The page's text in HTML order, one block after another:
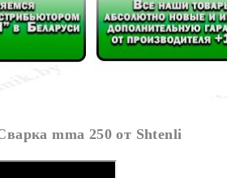
mma 250 от Shtenli